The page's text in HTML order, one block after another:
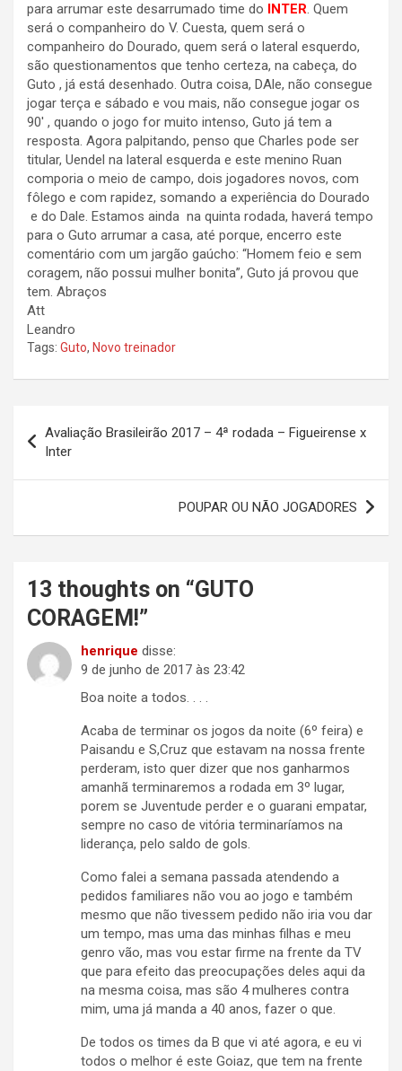
para arrumar este desarrumado time do INTER. Quem
será o companheiro do V. Cuesta, quem será o
companheiro do Dourado, quem será o lateral esquerdo,
são questionamentos que tenho certeza, na cabeça, do
Guto , já está desenhado. Outra coisa, DAle, não consegue
jogar terça e sábado e vou mais, não consegue jogar os
90′ , quando o jogo for muito intenso, Guto já tem a
resposta. Agora palpitando, penso que Charles pode ser
titular, Uendel na lateral esquerda e este menino Ruan
comporia o meio de campo, dois jogadores novos, com
fôlego e com rapidez, somando a experiência do Dourado
e do Dale. Estamos ainda na quinta rodada, haverá tempo
para o Guto arrumar a casa, até porque, encerro este
comentário com um jargão gaúcho: “Homem feio e sem
coragem, não possui mulher bonita”, Guto já provou que
tem. Abraços
Att
Leandro
Tags: Guto, Novo treinador
de
Post
Avaliação Brasileirão 2017 – 4ª rodada – Figueirense x
Inter
POUPAR OU NÃO JOGADORES
13 thoughts on “GUTO
CORAGEM!”
henrique disse:
9 de junho de 2017 às 23:42
Boa noite a todos. . . .
Acaba de terminar os jogos da noite (6º feira) e
Paisandu e S,Cruz que estavam na nossa frente
perderam, isto quer dizer que nos ganharmos
amanhã terminaremos a rodada em 3º lugar,
porem se Juventude perder e o guarani empatar,
sempre no caso de vitória terminaríamos na
liderança, pelo saldo de gols.
Como falei a semana passada atendendo a
pedidos familiares não vou ao jogo e também
mesmo que não tivessem pedido não iria vou dar
um tempo, mas uma das minhas filhas e meu
genro vão, mas vou estar firme na frente da TV
que para efeito das preocupações deles aqui da
na mesma coisa, mas são 4 mulheres contra
mim, uma já manda a 40 anos, fazer o que.
De todos os times da B que vi até agora, e eu vi
todos o melhor é este Goiaz, que tem na frente